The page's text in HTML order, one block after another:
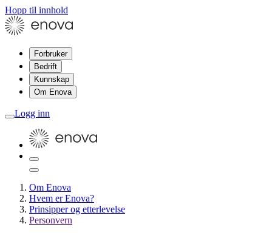
Hopp til innhold
Forbruker
Bedrift
Kunnskap
Om Enova
Logg inn
Om Enova
Hvem er Enova?
Prinsipper og etterlevelse
Personvern